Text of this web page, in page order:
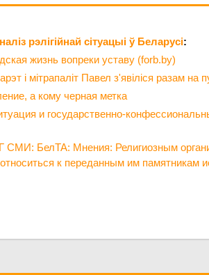
рэлігійнай сітуацыі ў Беларусі:
жизнь вопреки уставу (forb.by)
і мітрапаліт Павел з'явіліся разам на
а кому черная метка
и государственно-
БелТА: Мнения: Религиозным
к переданным им памятникам